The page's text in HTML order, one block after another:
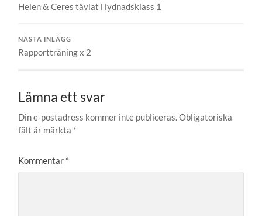
Helen & Ceres tävlat i lydnadsklass 1
NÄSTA INLÄGG
Rapportträning x 2
Lämna ett svar
Din e-postadress kommer inte publiceras.Obligatoriska
fält är märkta *
Kommentar *